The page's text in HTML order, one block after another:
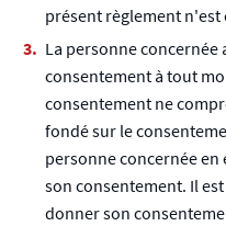
présent règlement
La personne
consentement à tout
consentement ne
fondé sur le
personne concernée
son consentement. Il
donner son